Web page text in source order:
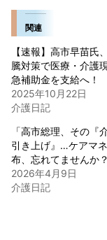
関連
【速報】高市早苗氏
騰対策で医療・介護
急補助金を支給へ！
2025年10月22日
介護日記
「高市総理、その『
引き上げ』…ケアマ
布、忘れてませんか？
2026年4月9日
介護日記